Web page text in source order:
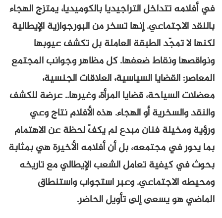
في أفلامه تتداخل التراجيديا بالكوميديا، يمتزج الهجاء
بالنقد الاجتماعي. إنها تسخر من البورجوازية الإيطالية
لكنها لا تمجّد الطبقة العاملة بل تكشف عيوبها
ونواقصها ونقاط ضعفها. كل مظاهر وجوانب المجتمع
المعاصر: القضايا السياسية، العلاقات الجنسية،
معضلات السياحة، قضايا المرأة، وغيرها.. عرضة للكشف
والنقد والسخرية أو الهجاء. هذه الأفلام نتاج وعي
ورؤية ومخيلة فنان مبدع لم يكفّ لحظة عن الاهتمام
بما يدور في مجتمعه، بل أن أفلامه الأخيرة هي بمثابة
بحوث في كيفية تعامل الشعب الإيطالي مع تاريخه
ومحيطه الاجتماعي. وعبر استجواب واستنطاق
الماضي هو يسعى إلى تأويل الحاضر.